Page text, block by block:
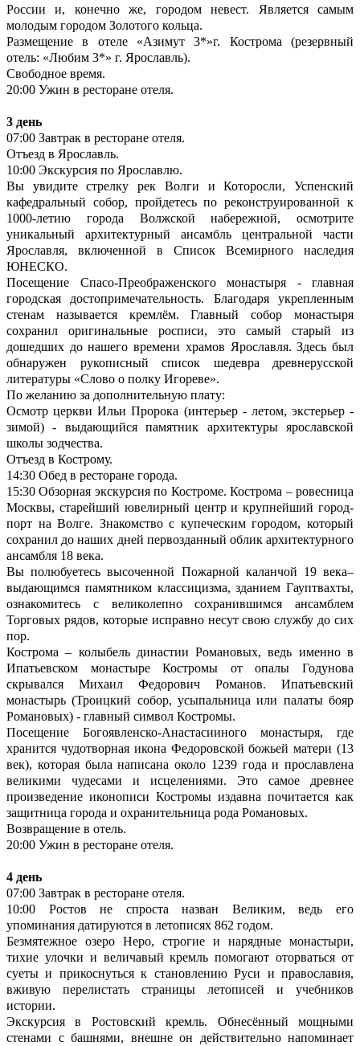
России и, конечно же, городом невест. Является самым
молодым городом Золотого кольца.
Размещение в отеле «Азимут 3*»г. Кострома (резервный
отель: «Любим 3*» г. Ярославль).
Свободное время.
20:00 Ужин в ресторане отеля.
3 день
07:00 Завтрак в ресторане отеля.
Отъезд в Ярославль.
10:00 Экскурсия по Ярославлю.
Вы увидите стрелку рек Волги и Которосли, Успенский
кафедральный собор, пройдетесь по реконструированной к
1000-летию города Волжской набережной, осмотрите
уникальный архитектурный ансамбль центральной части
Ярославля, включенной в Список Всемирного наследия
ЮНЕСКО.
Посещение Спасо-Преображенского монастыря - главная
городская достопримечательность. Благодаря укрепленным
стенам называется кремлём. Главный собор монастыря
сохранил оригинальные росписи, это самый старый из
дошедших до нашего времени храмов Ярославля. Здесь был
обнаружен рукописный список шедевра древнерусской
литературы «Слово о полку Игореве».
По желанию за дополнительную плату:
Осмотр церкви Ильи Пророка (интерьер - летом, экстерьер -
зимой) - выдающийся памятник архитектуры ярославской
школы зодчества.
Отъезд в Кострому.
14:30 Обед в ресторане города.
15:30 Обзорная экскурсия по Костроме. Кострома – ровесница
Москвы, старейший ювелирный центр и крупнейший город-
порт на Волге. Знакомство с купеческим городом, который
сохранил до наших дней первозданный облик архитектурного
ансамбля 18 века.
Вы полюбуетесь высоченной Пожарной каланчой 19 века–
выдающимся памятником классицизма, зданием Гауптвахты,
ознакомитесь с великолепно сохранившимся ансамблем
Торговых рядов, которые исправно несут свою службу до сих
пор.
Кострома – колыбель династии Романовых, ведь именно в
Ипатьевском монастыре Костромы от опалы Годунова
скрывался Михаил Федорович Романов. Ипатьевский
монастырь (Троицкий собор, усыпальница или палаты бояр
Романовых) - главный символ Костромы.
Посещение Богоявленско-Анастасииного монастыря, где
хранится чудотворная икона Федоровской божьей матери (13
век), которая была написана около 1239 года и прославлена
великими чудесами и исцелениями. Это самое древнее
произведение иконописи Костромы издавна почитается как
защитница города и охранительница рода Романовых.
Возвращение в отель.
20:00 Ужин в ресторане отеля.
4 день
07:00 Завтрак в ресторане отеля.
10:00 Ростов не спроста назван Великим, ведь его
упоминания датируются в летописях 862 годом.
Безмятежное озеро Неро, строгие и нарядные монастыри,
тихие улочки и величавый кремль помогают оторваться от
суеты и прикоснуться к становлению Руси и православия,
вживую перелистать страницы летописей и учебников
истории.
Экскурсия в Ростовский кремль. Обнесённый мощными
стенами с башнями, внешне он действительно напоминает